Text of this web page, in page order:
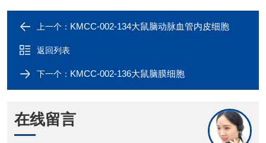
上一个： KMCC-002-134大鼠脑动脉血管内皮细胞
返回列表
下一个： KMCC-002-136大鼠脑膜细胞
在线留言